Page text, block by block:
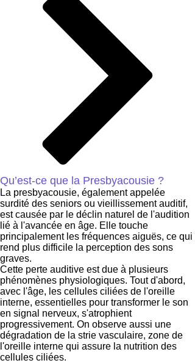
Qu’est-ce que la Presbyacousie ?
La presbyacousie, également appelée
surdité des seniors ou vieillissement auditif,
est causée par le déclin naturel de l'audition
lié à l'avancée en âge. Elle touche
principalement les fréquences aiguës, ce qui
rend plus difficile la perception des sons
graves.
Cette perte auditive est due à plusieurs
phénomènes physiologiques. Tout d'abord,
avec l'âge, les cellules ciliées de l'oreille
interne, essentielles pour transformer le son
en signal nerveux, s'atrophient
progressivement. On observe aussi une
dégradation de la strie vasculaire, zone de
l'oreille interne qui assure la nutrition des
cellules ciliées.